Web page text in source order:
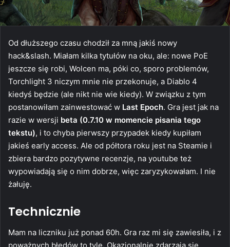
Od dłuższego czasu chodził za mną jakiś nowy
hack&slash. Miałam kilka tytułów na oku, ale: nowe PoE
jeszcze się robi, Wolcen ma, póki co, sporo problemów,
Torchlight 3 niczym mnie nie przekonuje, a Diablo 4
kiedyś będzie (ale nikt nie wie kiedy). W związku z tym
postanowiłam zainwestować w Last Epoch. Gra jest jak na
razie w wersji beta (0.7.10 w momencie pisania tego
tekstu), i to chyba pierwszy przypadek kiedy kupiłam
jakieś early access. Ale od półtora roku jest na Steamie i
zbiera bardzo pozytywne recenzje, na youtube też
wypowiadają się o nim dobrze, więc zaryzykowałam. I nie
żałuję.
Technicznie
Mam na liczniku już ponad 60h. Gra raz mi się zawiesiła, i z